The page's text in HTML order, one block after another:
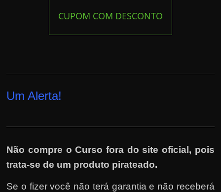
CUPOM COM DESCONTO
Um Alerta!
Não compre o Curso fora do site oficial, pois
trata-se de um produto pirateado.
Se o fizer você não terá garantia e não receberá